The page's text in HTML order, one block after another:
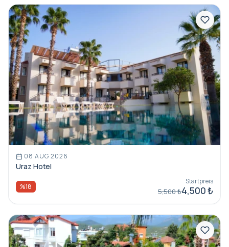
08 AUG 2026
Uraz Hotel
%18
Startpreis
5,500 ₺4,500 ₺